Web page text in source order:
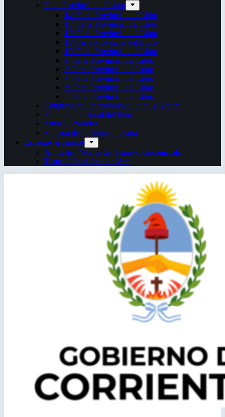
Feria Provincial del Libro
14ª Feria Provincial del Libro
13ª Feria Provincial del Libro
12ª Feria Provincial del Libro
11ª Feria Provincial del Libro
10ª Feria Provincial del Libro
9ª Feria Provincial del Libro
8ª Feria Provincial del Libro
7ª Feria Provincial del Libro
6ª Feria Provincial del Libro
5ª Feria Provincial del Libro
Congreso del Patrimonio Cultural y Natural
Feria Internacional del libro
Mitos y leyendas
Semana de la Cultura Italiana
Espacios escénicos
Anfiteatro “Mario del Tránsito Cocomarola”
Teatro Oficial Juan de Vera